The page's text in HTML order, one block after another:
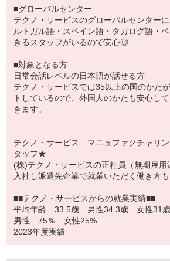
■グローバルセンター
テクノ・サービスのグローバルセンター
ルトガル語・スペイン語・タガログ語・
きるスタッフがいるので安心◎
■対象となる方
日常会話レベルの日本語が話せる方
テクノ・サービスでは35以上の国のかた
トしているので、外国人のかたも安心し
きます。
テクノ・サービス マニュファクチャリ
タッフ★
(株)テクノ・サービスの正社員（無期雇
入社し派遣先企業で就業いただく働き方も
■■テクノ・サービスからの就業実績■■
平均年齢 33.5歳 男性34.3歳 女性31歳
男性 75％ 女性25%
2023年度実績